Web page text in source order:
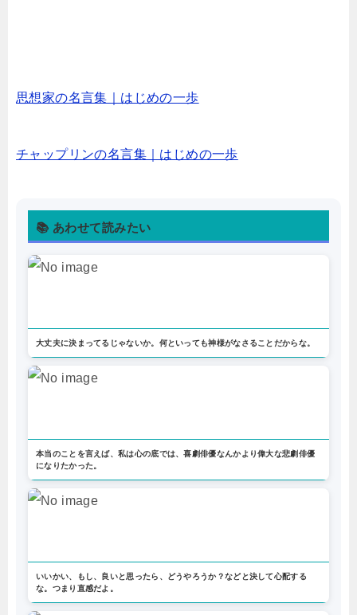
思想家の名言集｜はじめの一歩
チャップリンの名言集｜はじめの一歩
📚 あわせて読みたい
大丈夫に決まってるじゃないか。何といっても神様がなさることだからな。
本当のことを言えば、私は心の底では、喜劇俳優なんかより偉大な悲劇俳優
になりたかった。
いいかい、もし、良いと思ったら、どうやろうか？などと決して心配する
な。つまり直感だよ。